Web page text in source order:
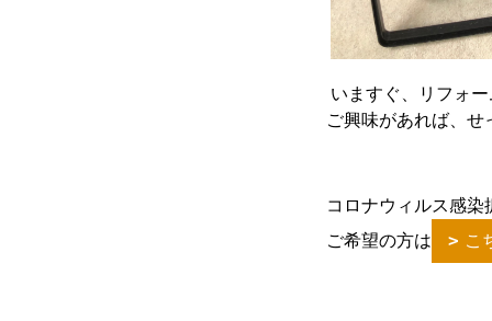
いますぐ、リフォ
ご興味があれば、
コロナウィルス感染
ご希望の方は
こ